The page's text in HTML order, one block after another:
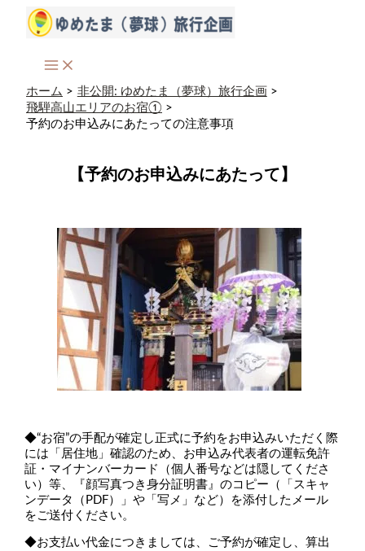
ホーム
非公開: ゆめたま（夢球）旅行企画
飛騨高山エリアのお宿①
予約のお申込みにあたっての注意事項
【予約のお申込みにあたって 】
◆“お宿”の手配が確定し正式に予約をお申込みいただく際
には「居住地」確認のため、お申込み代表者の運転免許
証・マイナンバーカード（個人番号などは隠してくださ
い）等、『顔写真つき身分証明書』のコピー（「スキャ
ンデータ（PDF）」や「写メ」など）を添付したメール
をご送付ください。
◆お支払い代金につきましては、ご予約が確定し、算出